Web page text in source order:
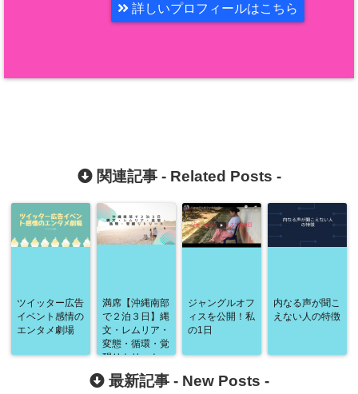
詳しいプロフィールはこちら
関連記事 - Related Posts -
ツイッター広告
イベント感情の
エンタメ劇場
満席【沖縄南部
で２泊３日】縄
文・レムリア・
変態・循環・覚
醒リトリート〜
気づきの旅
ジャングルオフ
ィスを公開！私
の1日
内なる声が聞こ
えない人の特徴
最新記事 - New Posts -